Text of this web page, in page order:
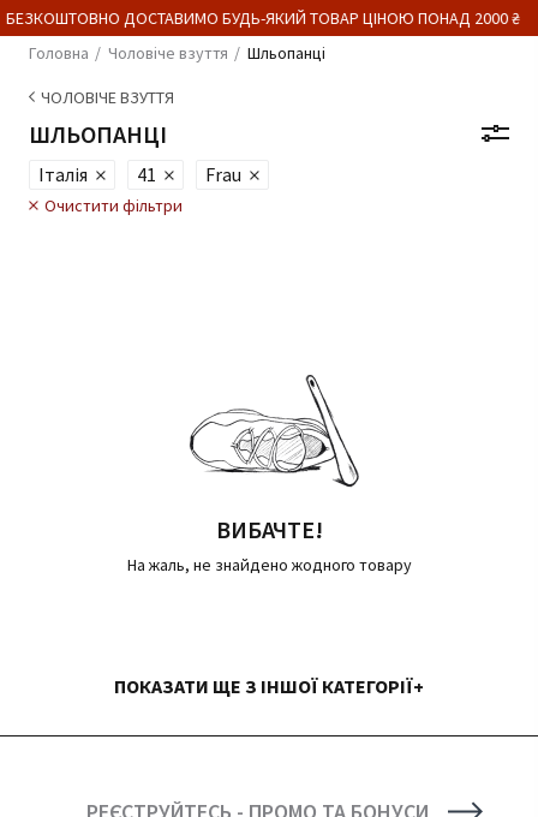
ДОСТАВИМО БУДЬ-ЯКИЙ ТОВАР ЦІНОЮ ПОНАД 2000 ₴
Головна
Чоловіче взуття Шльопанці
ЧОЛОВІЧЕ ВЗУТТЯ
ШЛЬОПАНЦІ
Італія 41 Frau
Очистити фільтри
ВИБАЧТЕ!
На жаль, не знайдено жодного товару
ПОКАЗАТИ ЩЕ З ІНШОЇ КАТЕГОРІЇ
РЕЄСТРУЙТЕСЬ - ПРОМО ТА БОНУСИ